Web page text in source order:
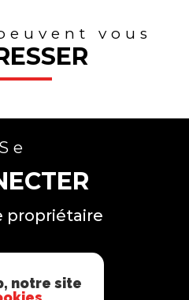
vous
Se
propriétaire
notre site